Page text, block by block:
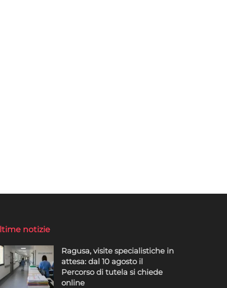
notizie
Ragusa, visite specialistiche in
attesa: dal 10 agosto il
Percorso di tutela si chiede
online